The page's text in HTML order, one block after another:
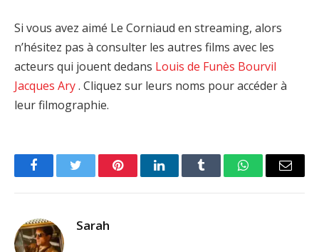
Si vous avez aimé Le Corniaud en streaming, alors
n’hésitez pas à consulter les autres films avec les
acteurs qui jouent dedans Louis de Funès Bourvil
Jacques Ary. Cliquez sur leurs noms pour accéder à
leur filmographie.
FacebookTwitter PinterestLinkedInTumblr WhatsAppEmail
Sarah